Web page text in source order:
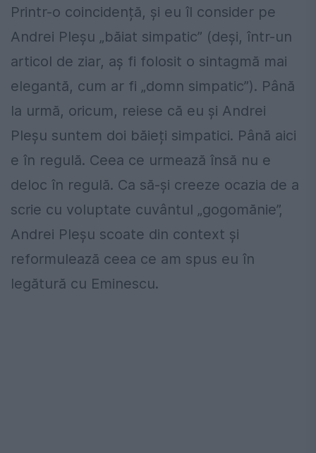
Printr-o coincidență, și eu îl consider pe
Andrei Pleșu „băiat simpatic” (deși, într-un
articol de ziar, aș fi folosit o sintagmă mai
elegantă, cum ar fi „domn simpatic”). Până
la urmă, oricum, reiese că eu și Andrei
Pleșu suntem doi băieți simpatici. Până aici
e în regulă. Ceea ce urmează însă nu e
deloc în regulă. Ca să-și creeze ocazia de a
scrie cu voluptate cuvântul „gogomănie”,
Andrei Pleșu scoate din context și
reformulează ceea ce am spus eu în
legătură cu Eminescu.